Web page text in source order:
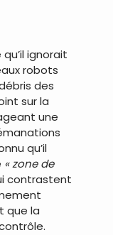
ignorait
robots
des
sur la
une
qu’il
« zone de
contrastent
que la